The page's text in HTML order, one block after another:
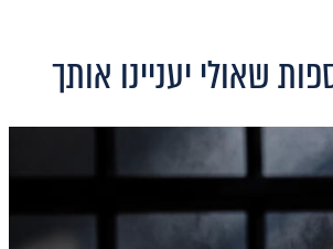
שאולי יעניינו אותך